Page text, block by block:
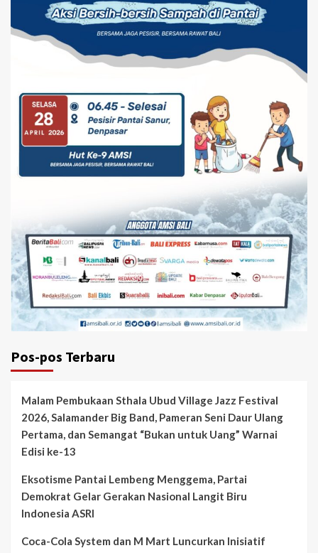
Pos-pos Terbaru
Malam Pembukaan Sthala Ubud Village Jazz Festival
2026, Salamander Big Band, Pameran Seni Daur Ulang
Pertama, dan Semangat “Bukan untuk Uang” Warnai
Edisi ke-13
Eksotisme Pantai Lembeng Menggema, Partai
Demokrat Gelar Gerakan Nasional Langit Biru
Indonesia ASRI
Coca-Cola System dan M Mart Luncurkan Inisiatif